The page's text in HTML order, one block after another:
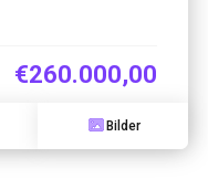
€260.000,00
Bilder